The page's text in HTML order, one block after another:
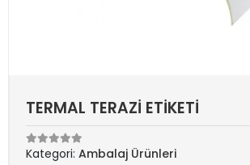
TERMAL TERAZİ ETİKETİ
Kategori: Ambalaj Ürünleri